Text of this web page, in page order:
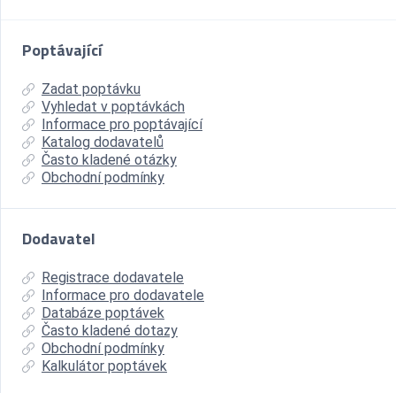
Poptávající
Zadat poptávku
Vyhledat v poptávkách
Informace pro poptávající
Katalog dodavatelů
Často kladené otázky
Obchodní podmínky
Dodavatel
Registrace dodavatele
Informace pro dodavatele
Databáze poptávek
Často kladené dotazy
Obchodní podmínky
Kalkulátor poptávek